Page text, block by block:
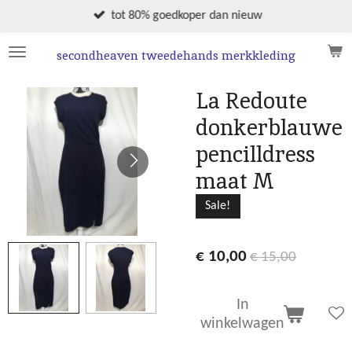
naar
hoofdinhoud
secondheaven tweedehands merkkleding
tot 80% goedkoper dan nieuw
La Redoute
donkerblauwe
pencilldress
maat M
Sale!
€ 10,00 € 15,00
In
winkelwagen